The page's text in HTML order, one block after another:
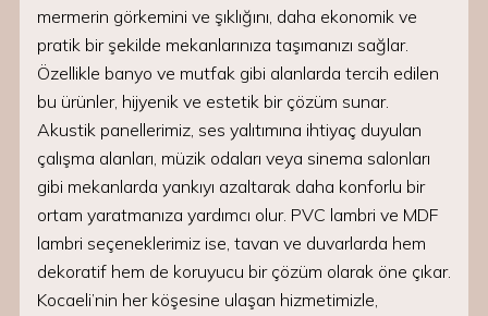
mermerin görkemini ve şıklığını, daha ekonomik ve
pratik bir şekilde mekanlarınıza taşımanızı sağlar.
Özellikle banyo ve mutfak gibi alanlarda tercih edilen
bu ürünler, hijyenik ve estetik bir çözüm sunar.
Akustik panellerimiz, ses yalıtımına ihtiyaç duyulan
çalışma alanları, müzik odaları veya sinema salonları
gibi mekanlarda yankıyı azaltarak daha konforlu bir
ortam yaratmanıza yardımcı olur. PVC lambri ve MDF
lambri seçeneklerimiz ise, tavan ve duvarlarda hem
dekoratif hem de koruyucu bir çözüm olarak öne çıkar.
Kocaeli’nin her köşesine ulaşan hizmetimizle,